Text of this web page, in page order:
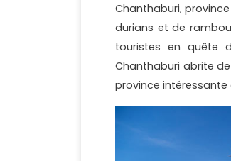
Chanthaburi,
durians et de
touristes en quête
Chanthaburi abrite
province intéressante